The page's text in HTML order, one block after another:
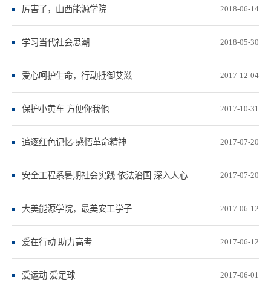
厉害了，山西能源学院 2018-06-14
学习当代社会思潮 2018-05-30
爱心呵护生命，行动抵御艾滋 2017-12-04
保护小黄车 方便你我他 2017-10-31
追逐红色记忆·感悟革命精神 2017-07-20
安全工程系暑期社会实践 依法治国 深入人心 2017-07-20
大美能源学院，最美安工学子 2017-06-12
爱在行动 助力高考 2017-06-12
爱运动 爱足球 2017-06-01